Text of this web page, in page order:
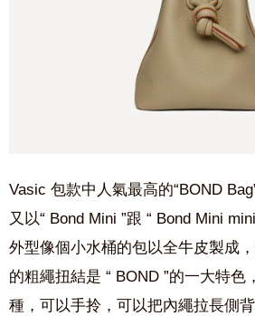
Vasic 包款中人氣最高的“BOND
又以“ Bond Mini ”跟 “ Bond Mini
外型像個小水桶的包以全牛皮製成
的粗繩扭結是 “ BOND ”的一大特色
種，可以手拎，可以把內繩拉長側